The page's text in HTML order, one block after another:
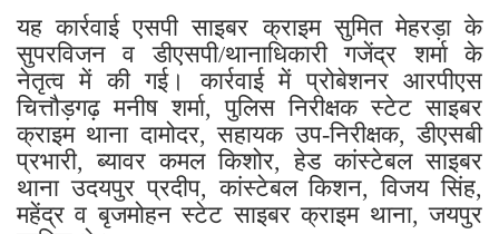
यह कार्रवाई एसपी साइबर क्राइम सुमित मेहरड़ा के
सुपरविजन व डीएसपी/थानाधिकारी गजेंद्र शर्मा के
नेतृत्व में की गई। कार्रवाई में प्रोबेशनर आरपीएस
चित्तौड़गढ़ ​मनीष शर्मा, पुलिस निरीक्षक स्टेट साइबर
क्राइम थाना ​दामोदर, ​सहायक उप-निरीक्षक, डीएसबी
प्रभारी, ब्यावर कमल किशोर, हेड कांस्टेबल साइबर
थाना उदयपुर ​प्रदीप, कांस्टेबल किशन, विजय सिंह,
महेंद्र व बृजमोहन स्टेट साइबर क्राइम थाना, जयपुर